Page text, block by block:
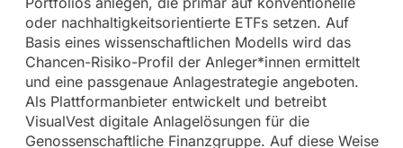
oder nachhaltigkeitsorientierte ETFs setzen. Auf
Basis eines wissenschaftlichen Modells wird das
Chancen-Risiko-Profil der Anleger*innen ermittelt
und eine passgenaue Anlagestrategie angeboten.
Als Plattformanbieter entwickelt und betreibt
VisualVest digitale Anlagelösungen für die
Genossenschaftliche Finanzgruppe. Auf diese Weise